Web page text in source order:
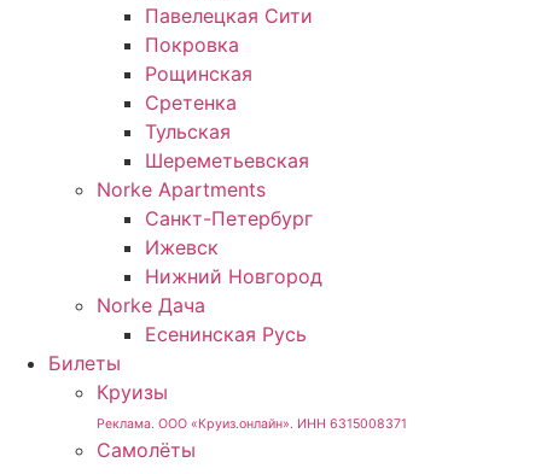
Павелецкая Сити
Покровка
Рощинская
Сретенка
Тульская
Шереметьевская
Norke Apartments
Санкт-Петербург
Ижевск
Нижний Новгород
Norke Дача
Есенинская Русь
Билеты
Круизы
Реклама. ООО «Круиз.онлайн». ИНН 6315008371
Самолёты